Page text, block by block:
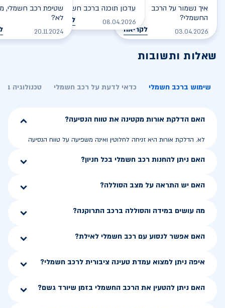
איך נשמור על הרכב
החשמלי?
03.04.2026 לקריאה
עדכון תוכנה ברכב חשמלי
08.04.2026 לקריאה
שטיפת רכב חשמלי,
לא?
20.11.2024
שאלות ותשובות
שימוש ברכב חשמלי כדאי לדעת על רכב חשמלי טכנולוגיה
האם הדלקת אורות מקטינה את טווח הנסיעה?
לא. הדלקת אורות היא זניחה לחלוטין ואינה משפיעה על טווח הנסיעה
האם ניתן להחנות רכב חשמלי בכל חניון?
האם יש התראה על מצב הסוללה?
מה עושים במידה והסוללה ברכב התרוקנה?
האם אפשר לנסוע עם רכב חשמלי לאילת?
איפה ניתן למצוא עמדת טעינה ציבורית לרכב חשמלי?
האם ניתן להטעין את הרכב החשמלי בזמן שיורד גשם?